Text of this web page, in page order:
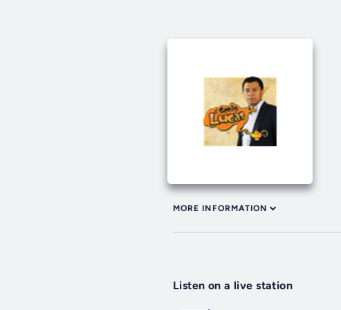
MORE INFORMATION
Listen on a live station